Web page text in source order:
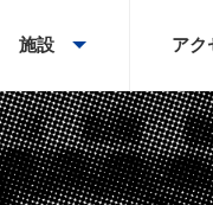
施設 アク